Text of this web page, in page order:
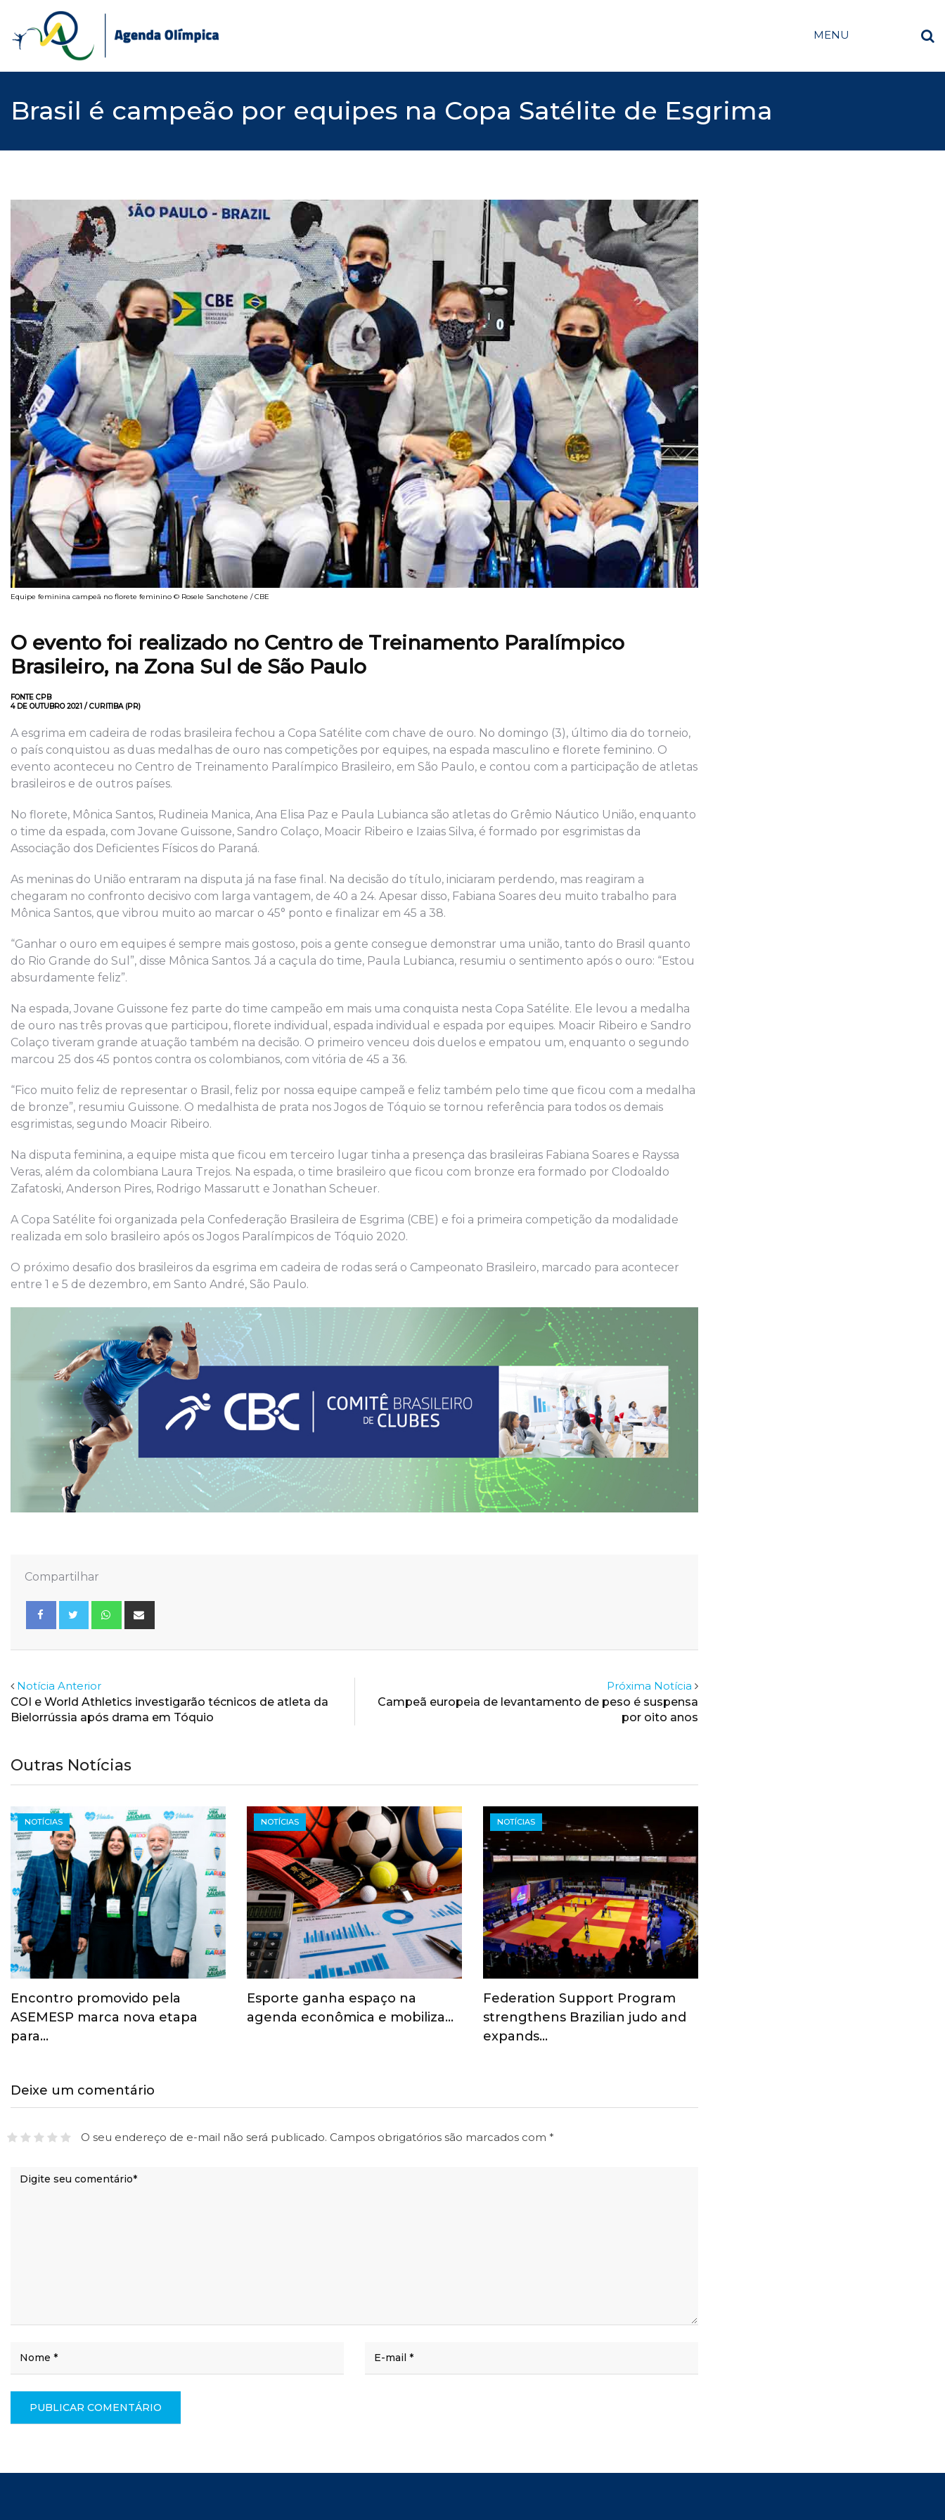
content
MENU
Brasil é campeão por equipes na Copa Satélite de Esgrima
Equipe feminina campeã no florete feminino © Rosele Sanchotene / CBE
O evento foi realizado no Centro de Treinamento Paralímpico
Brasileiro, na Zona Sul de São Paulo
FONTE CPB
4 DE OUTUBRO 2021 / CURITIBA (PR)
A esgrima em cadeira de rodas brasileira fechou a Copa Satélite com chave de ouro. No domingo (3), último dia do torneio,
o país conquistou as duas medalhas de ouro nas competições por equipes, na espada masculino e florete feminino. O
evento aconteceu no Centro de Treinamento Paralímpico Brasileiro, em São Paulo, e contou com a participação de atletas
brasileiros e de outros países.
No florete, Mônica Santos, Rudineia Manica, Ana Elisa Paz e Paula Lubianca são atletas do Grêmio Náutico União, enquanto
o time da espada, com Jovane Guissone, Sandro Colaço, Moacir Ribeiro e Izaias Silva, é formado por esgrimistas da
Associação dos Deficientes Físicos do Paraná.
As meninas do União entraram na disputa já na fase final. Na decisão do título, iniciaram perdendo, mas reagiram a
chegaram no confronto decisivo com larga vantagem, de 40 a 24. Apesar disso, Fabiana Soares deu muito trabalho para
Mônica Santos, que vibrou muito ao marcar o 45° ponto e finalizar em 45 a 38.
“Ganhar o ouro em equipes é sempre mais gostoso, pois a gente consegue demonstrar uma união, tanto do Brasil quanto
do Rio Grande do Sul”, disse Mônica Santos. Já a caçula do time, Paula Lubianca, resumiu o sentimento após o ouro: “Estou
absurdamente feliz”.
Na espada, Jovane Guissone fez parte do time campeão em mais uma conquista nesta Copa Satélite. Ele levou a medalha
de ouro nas três provas que participou, florete individual, espada individual e espada por equipes. Moacir Ribeiro e Sandro
Colaço tiveram grande atuação também na decisão. O primeiro venceu dois duelos e empatou um, enquanto o segundo
marcou 25 dos 45 pontos contra os colombianos, com vitória de 45 a 36.
“Fico muito feliz de representar o Brasil, feliz por nossa equipe campeã e feliz também pelo time que ficou com a medalha
de bronze”, resumiu Guissone. O medalhista de prata nos Jogos de Tóquio se tornou referência para todos os demais
esgrimistas, segundo Moacir Ribeiro.
Na disputa feminina, a equipe mista que ficou em terceiro lugar tinha a presença das brasileiras Fabiana Soares e Rayssa
Veras, além da colombiana Laura Trejos. Na espada, o time brasileiro que ficou com bronze era formado por Clodoaldo
Zafatoski, Anderson Pires, Rodrigo Massarutt e Jonathan Scheuer.
A Copa Satélite foi organizada pela Confederação Brasileira de Esgrima (CBE) e foi a primeira competição da modalidade
realizada em solo brasileiro após os Jogos Paralímpicos de Tóquio 2020.
O próximo desafio dos brasileiros da esgrima em cadeira de rodas será o Campeonato Brasileiro, marcado para acontecer
entre 1 e 5 de dezembro, em Santo André, São Paulo.
Compartilhar
Whatsapp
Notícia Anterior
COI e World Athletics investigarão técnicos de atleta da
Bielorrússia após drama em Tóquio
Próxima Notícia
Campeã europeia de levantamento de peso é suspensa
por oito anos
Outras Notícias
NOTÍCIAS
Encontro promovido pela
ASEMESP marca nova etapa
para…
NOTÍCIAS
Esporte ganha espaço na
agenda econômica e mobiliza…
NOTÍCIAS
Federation Support Program
strengthens Brazilian judo and
expands…
Deixe um comentário
O seu endereço de e-mail não será publicado. Campos obrigatórios são marcados com *